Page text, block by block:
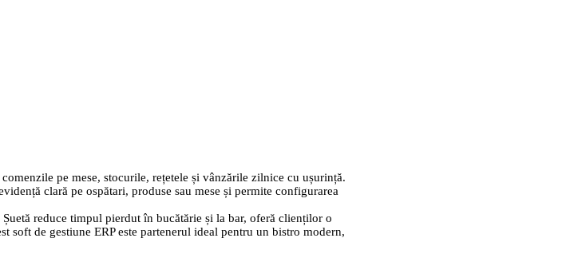
pe mese, stocurile, rețetele și vânzările zilnice cu ușurință.
clară pe ospătari, produse sau mese și permite configurarea
reduce timpul pierdut în bucătărie și la bar, oferă clienților o
de gestiune ERP este partenerul ideal pentru un bistro modern,